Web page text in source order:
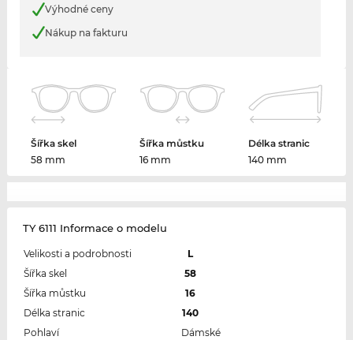
Výhodné ceny
Nákup na fakturu
Šířka skel
58 mm
Šířka můstku
16 mm
Délka stranic
140 mm
TY 6111 Informace o modelu
Velikosti a podrobnosti
L
Šířka skel
58
Šířka můstku
16
Délka stranic
140
Pohlaví
Dámské